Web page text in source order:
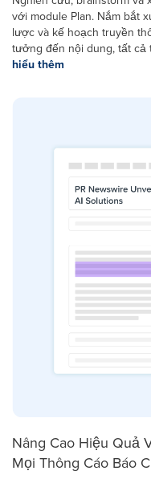
với module Plan. Nắm bắt
lược và kế hoạch truyền
tưởng đến nội dung, tất
hiểu thêm
Nâng Cao Hiệu Quả
Mọi Thông Cáo Báo